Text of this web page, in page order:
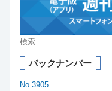
バックナンバー
No.3905